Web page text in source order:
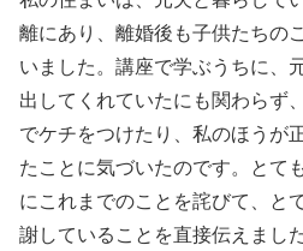
離にあり、離婚後も子供たちの
いました。講座で学ぶうちに、
出してくれていたにも関わらず
でケチをつけたり、私のほうが
たことに気づいたのです。とて
にこれまでのことを詫びて、と
謝していることを直接伝えました